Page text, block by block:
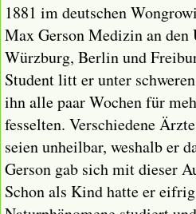
1881 im deutschen
Max Gerson Medizin an den
Würzburg, Berlin und
Student litt er unter
ihn alle paar Wochen für
fesselten. Verschiedene
seien unheilbar, weshalb er
Gerson gab sich mit dieser
Schon als Kind hatte er